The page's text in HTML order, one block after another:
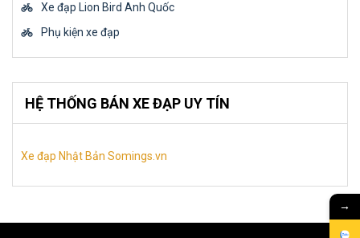
Xe đạp Lion Bird Anh Quốc
Phụ kiện xe đạp
HỆ THỐNG BÁN XE ĐẠP UY TÍN
Xe đạp Nhật Bản Somings.vn
→